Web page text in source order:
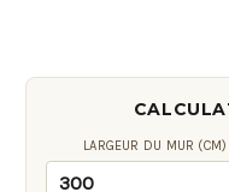
LARGEUR DU MUR (CM)